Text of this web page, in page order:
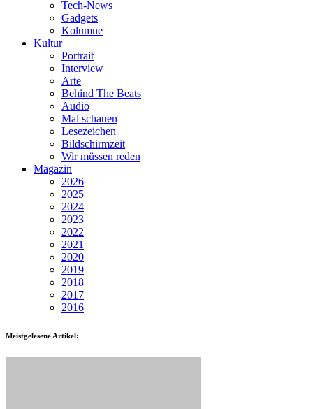
Tech-News
Gadgets
Kolumne
Kultur
Portrait
Interview
Arte
Behind The Beats
Audio
Mal schauen
Lesezeichen
Bildschirmzeit
Wir müssen reden
Magazin
2026
2025
2024
2023
2022
2021
2020
2019
2018
2017
2016
Meistgelesene Artikel: